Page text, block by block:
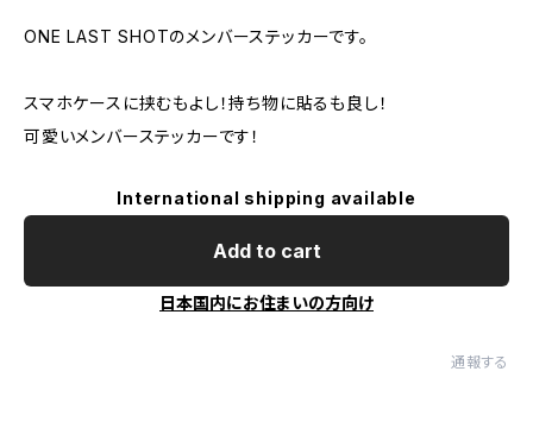
ONE LAST SHOTのメンバーステッカーです。
スマホケースに挟むもよし！持ち物に貼るも良し！
可愛いメンバーステッカーです！
International shipping available
Add to cart
日本国内にお住まいの方向け
通報する